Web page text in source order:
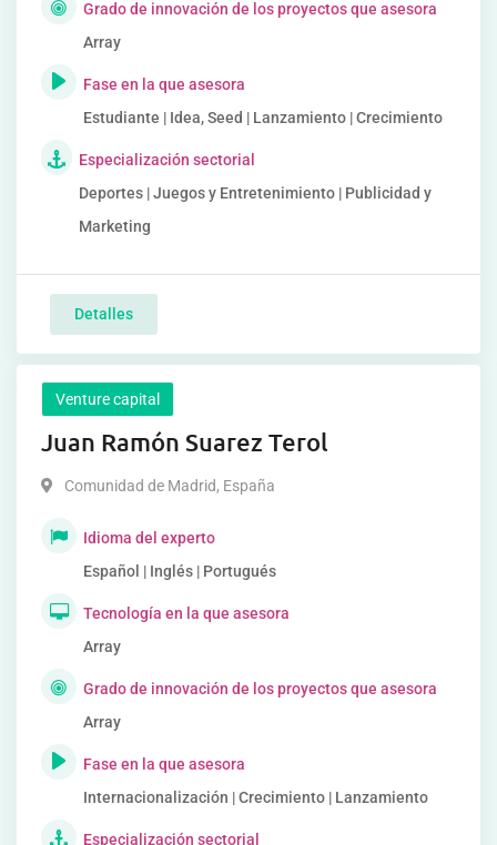
Grado de innovación de los proyectos que asesora
Array
Fase en la que asesora
Estudiante | Idea, Seed | Lanzamiento | Crecimiento
Especialización sectorial
Deportes | Juegos y Entretenimiento | Publicidad y
Marketing
Detalles
Venture capital
Juan Ramón Suarez Terol
Comunidad de Madrid, España
Idioma del experto
Español | Inglés | Portugués
Tecnología en la que asesora
Array
Grado de innovación de los proyectos que asesora
Array
Fase en la que asesora
Internacionalización | Crecimiento | Lanzamiento
Especialización sectorial